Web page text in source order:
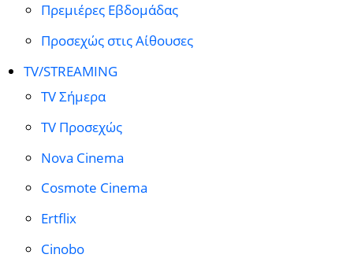
Πρεμιέρες Εβδομάδας
Προσεχώς στις Αίθουσες
TV/STREAMING
TV Σήμερα
TV Προσεχώς
Nova Cinema
Cosmote Cinema
Ertflix
Cinobo